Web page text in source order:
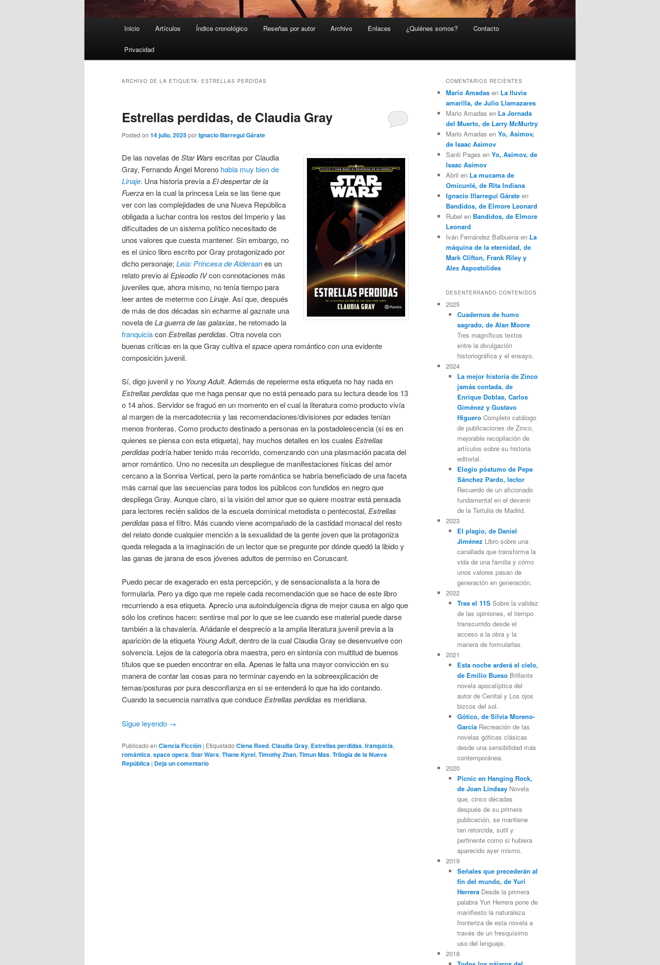
Inicio Artículos Índice cronológico Reseñas por autor Archivo Enlaces ¿Quiénes somos? Contacto
Privacidad
ARCHIVO DE LA ETIQUETA: ESTRELLAS PERDIDAS
Estrellas perdidas, de Claudia Gray
Posted on 14 julio, 2025porIgnacio Illarregui Gárate
De las novelas deStar Wars escritas por Claudia
Gray, Fernando Ángel Moreno habla muy bien de
Linaje. Una historia previa a El despertar de la
Fuerzaen la cual la princesa Leia se las tiene que
ver con las complejidades de una Nueva República
obligada a luchar contra los restos del Imperio y las
dificultades de un sistema político necesitado de
unos valores que cuesta mantener. Sin embargo, no
es el único libro escrito por Gray protagonizado por
dicho personaje; Leia: Princesa de Alderaanes un
relato previo al Episodio IVcon connotaciones más
juveniles que, ahora mismo, no tenía tiempo para
leer antes de meterme conLinaje. Así que, después
de más de dos décadas sin echarme al gaznate una
novela deLa guerra de las galaxias, he retomado la
franquiciacon Estrellas perdidas. Otra novela con
buenas críticas en la que Gray cultiva elspace opera romántico con una evidente
composición juvenil.
Sí, digo juvenil y no Young Adult. Además de repelerme esta etiqueta no hay nada en
Estrellas perdidas que me haga pensar que no está pensado para su lectura desde los 13
o 14 años. Servidor se fraguó en un momento en el cual la literatura como producto vivía
al margen de la mercadotecnia y las recomendaciones/divisiones por edades tenían
menos fronteras. Como producto destinado a personas en la postadolescencia (si es en
quienes se piensa con esta etiqueta), hay muchos detalles en los cuales Estrellas
perdidas podría haber tenido más recorrido, comenzando con una plasmación pacata del
amor romántico. Uno no necesita un despliegue de manifestaciones físicas del amor
cercano a la Sonrisa Vertical, pero la parte romántica se habría beneficiado de una faceta
más carnal que las secuencias para todos los públicos con fundidos en negro que
despliega Gray. Aunque claro, si la visión del amor que se quiere mostrar está pensada
para lectores recién salidos de la escuela dominical metodista o pentecostal, Estrellas
perdidas pasa el filtro. Más cuando viene acompañado de la castidad monacal del resto
del relato donde cualquier mención a la sexualidad de la gente joven que la protagoniza
queda relegada a la imaginación de un lector que se pregunte por dónde quedó la libido y
las ganas de jarana de esos jóvenes adultos de permiso en Coruscant.
Puedo pecar de exagerado en esta percepción, y de sensacionalista a la hora de
formularla. Pero ya digo que me repele cada recomendación que se hace de este libro
recurriendo a esa etiqueta. Aprecio una autoindulgencia digna de mejor causa en algo que
sólo los cretinos hacen: sentirse mal por lo que se lee cuando ese material puede darse
también a la chavalería. Añádanle el desprecio a la amplia literatura juvenil previa a la
aparición de la etiqueta Young Adult, dentro de la cual Claudia Gray se desenvuelve con
solvencia. Lejos de la categoría obra maestra, pero en sintonía con multitud de buenos
títulos que se pueden encontrar en ella. Apenas le falta una mayor convicción en su
manera de contar las cosas para no terminar cayendo en la sobreexplicación de
temas/posturas por pura desconfianza en si se entenderá lo que ha ido contando.
Cuando la secuencia narrativa que conduceEstrellas perdidas es meridiana.
Sigue leyendo →
Publicado en Ciencia Ficción | Etiquetado Ciena Reed, Claudia Gray, Estrellas perdidas, franquicia,
romántica, space opera, Star Wars, Thane Kyrel, Timothy Zhan, Timun Mas, Trilogía de la Nueva
República | Deja un comentario
COMENTARIOS RECIENTES
Mario Amadas en La lluvia
amarilla, de Julio Llamazares
Mario Amadas en La Jornada
del Muerto, de Larry McMurtry
Mario Amadas en Yo, Asimov,
de Isaac Asimov
Santi Pages en Yo, Asimov, de
Isaac Asimov
Abril en La mucama de
Omicunlé, de Rita Indiana
Ignacio Illarregui Gárate en
Bandidos, de Elmore Leonard
Rubel en Bandidos, de Elmore
Leonard
Iván Fernández Balbuena en La
máquina de la eternidad, de
Mark Clifton, Frank Riley y
Alex Aspostolides
DESENTERRANDO CONTENIDOS
2025
Cuadernos de humo
sagrado, de Alan Moore
Tres magníficos textos
entre la divulgación
historiográfica y el ensayo.
2024
La mejor historia de Zinco
jamás contada, de
Enrique Doblas, Carlos
Giménez y Gustavo
HigueroCompleto catálogo
de publicaciones de Zinco,
mejorable recopilación de
artículos sobre su historia
editorial.
Elogio póstumo de Pepe
Sánchez Pardo, lector
Recuerdo de un aficionado
fundamental en el devenir
de la Tertulia de Madrid.
2023
El plagio, de Daniel
Jiménez Libro sobre una
canallada que transforma la
vida de una familia y cómo
unos valores pasan de
generación en generación.
2022
Tras el 11SSobre la validez
de las opiniones, el tiempo
transcurrido desde el
acceso a la obra y la
manera de formularlas.
2021
Esta noche arderá el cielo,
de Emilio BuesoBrillante
novela apocalíptica del
autor de Cenital y Los ojos
bizcos del sol.
Gótico, de Silvia Moreno-
GarcíaRecreación de las
novelas góticas clásicas
desde una sensibilidad más
contemporánea.
2020
Picnic en Hanging Rock,
de Joan LindsayNovela
que, cinco décadas
después de su primera
publicación, se mantiene
tan retorcida, sutil y
pertinente como si hubiera
aparecido ayer mismo.
2019
Señales que precederán al
fin del mundo, de Yuri
HerreraDesde la primera
palabra Yuri Herrera pone de
manifiesto la naturaleza
fronteriza de esta novela a
través de un fresquísimo
uso del lenguaje.
2018